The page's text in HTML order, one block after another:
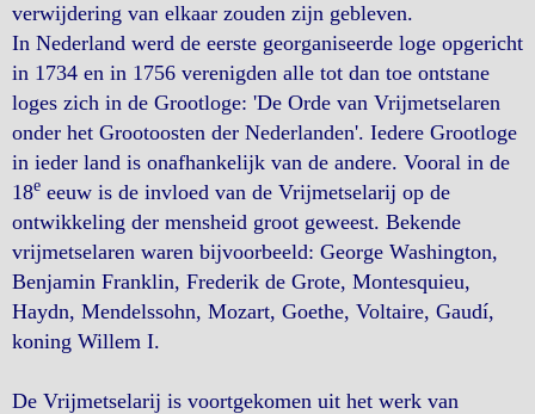
verwijdering van elkaar zouden zijn gebleven.
In Nederland werd de eerste georganiseerde loge opgericht
in 1734 en in 1756 verenigden alle tot dan toe ontstane
loges zich in de Grootloge: 'De Orde van Vrijmetselaren
onder het Grootoosten der Nederlanden'. Iedere Grootloge
in ieder land is onafhankelijk van de andere. Vooral in de
18e eeuw is de invloed van de Vrijmetselarij op de
ontwikkeling der mensheid groot geweest. Bekende
vrijmetselaren waren bijvoorbeeld: George Washington,
Benjamin Franklin, Frederik de Grote, Montesquieu,
Haydn, Mendelssohn, Mozart, Goethe, Voltaire, Gaudí,
koning Willem I.
De Vrijmetselarij is voortgekomen uit het werk van